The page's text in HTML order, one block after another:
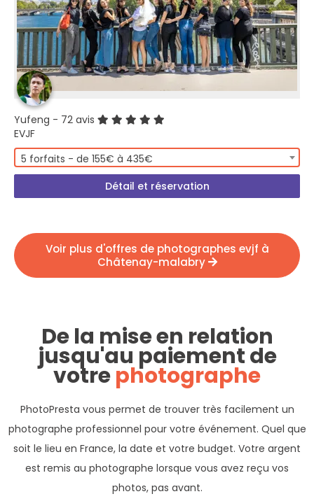
Yufeng - 72 avis
EVJF
5 forfaits - de 155€ à 435€
Détail et réservation
Voir plus d'offres de photographes evjf à
Châtenay-malabry
De la mise en relation
jusqu'au paiement de
votrephotographe
PhotoPresta vous permet de trouver très facilement un
photographe professionnel pour votre événement. Quel que
soit le lieu en France, la date et votre budget. Votre argent
est remis au photographe lorsque vous avez reçu vos
photos, pas avant.